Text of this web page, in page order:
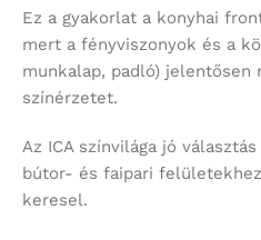
Ez a gyakorlat a konyhai
mert a fényviszonyok és a
munkalap, padló) jelentősen
színérzetet.
Az ICA színvilága jó
bútor- és faipari
keresel.